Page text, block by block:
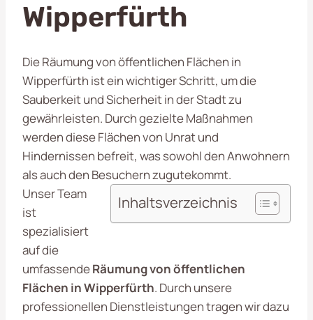
Wipperfürth
Die Räumung von öffentlichen Flächen in
Wipperfürth ist ein wichtiger Schritt, um die
Sauberkeit und Sicherheit in der Stadt zu
gewährleisten. Durch gezielte Maßnahmen
werden diese Flächen von Unrat und
Hindernissen befreit, was sowohl den Anwohnern
als auch den Besuchern zugutekommt.
Inhaltsverzeichnis
Unser Team
ist
spezialisiert
auf die
umfassendeRäumung von öffentlichen
Flächen in Wipperfürth. Durch unsere
professionellen Dienstleistungen tragen wir dazu